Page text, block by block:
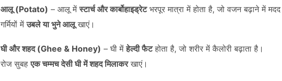
आलू (Potato) – आलू मेंस्टार्च और कार्बोहाइड्रेटभरपूर मात्रा में होता है, जो वजन बढ़ाने में
गर्मियों मेंउबले या भुने आलूखाएं।
घी और शहद (Ghee & Honey) – घी मेंहेल्दी फैटहोता है, जो शरीर में कैलोरी बढ़ाता है।
रोज सुबहएक चम्मच देसी घी में शहद मिलाकरखाएं।